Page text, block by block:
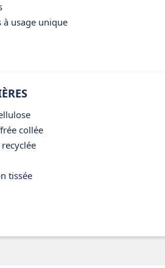
à usage unique
collée
tissée